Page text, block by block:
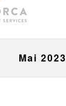
Mai 2023